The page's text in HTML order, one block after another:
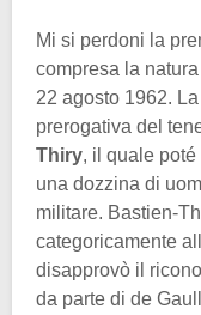
Mi si perdoni la
compresa la natura
22 agosto 1962.
prerogativa del
Thiry, il quale
una dozzina di
militare. Bastien-
categoricamente
disapprovò il
da parte di de